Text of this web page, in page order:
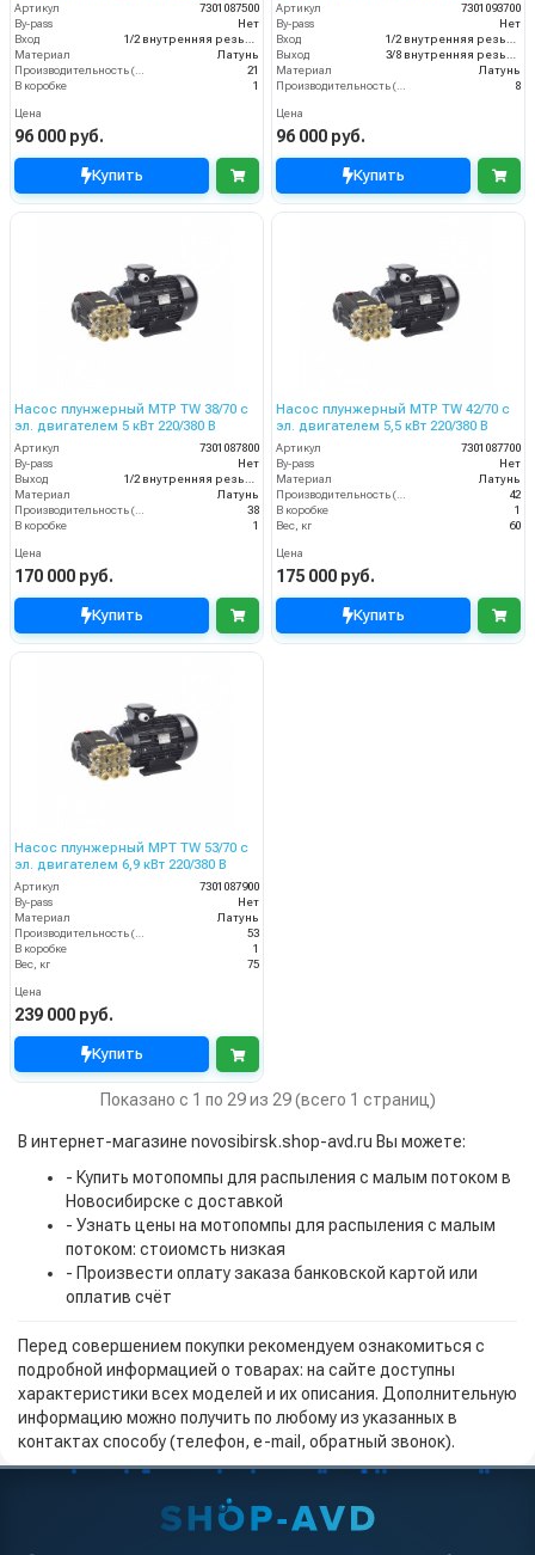
Артикул
7301087500
By-pass
Нет
Вход
Материал
Латунь
21
В коробке
1
Цена
96 000 руб.
Купить
Артикул
7301093700
By-pass
Нет
Вход
Выход
Материал
Латунь
8
Цена
96 000 руб.
Купить
Насос плунжерный MTP TW 38/70 с
эл. двигателем 5 кВт 220/380 В
Артикул
7301087800
By-pass
Нет
Выход
Материал
Латунь
38
В коробке
1
Цена
170 000 руб.
Купить
Насос плунжерный MTP TW 42/70 с
эл. двигателем 5,5 кВт 220/380 В
Артикул
7301087700
By-pass
Нет
Материал
Латунь
42
В коробке
1
Вес, кг
60
Цена
175 000 руб.
Купить
Насос плунжерный MPT TW 53/70 с
эл. двигателем 6,9 кВт 220/380 В
Артикул
7301087900
By-pass
Нет
Материал
Латунь
Производительность (л/мин)
53
В коробке
1
Вес, кг
75
Цена
239 000 руб.
Купить
Показано с 1 по 29 из 29 (всего 1 страниц)
В интернет-магазине novosibirsk.shop-avd.ru Вы можете:
- Купить мотопомпы для распыления с малым потоком в
Новосибирске с доставкой
- Узнать цены на мотопомпы для распыления с малым
потоком: стоиомсть низкая
- Произвести оплату заказа банковской картой или
оплатив счёт
Перед совершением покупки рекомендуем ознакомиться с
подробной информацией о товарах: на сайте доступны
характеристики всех моделей и их описания. Дополнительную
информацию можно получить по любому из указанных в
контактах способу (телефон, e-mail, обратный звонок).